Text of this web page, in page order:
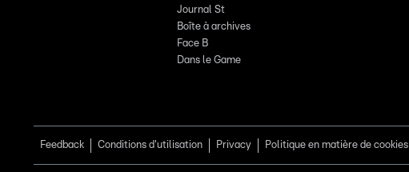
Journal St
Boîte à archives
Face B
Dans le Game
Feedback Conditions d'utilisation Privacy Politique en matière de cookies